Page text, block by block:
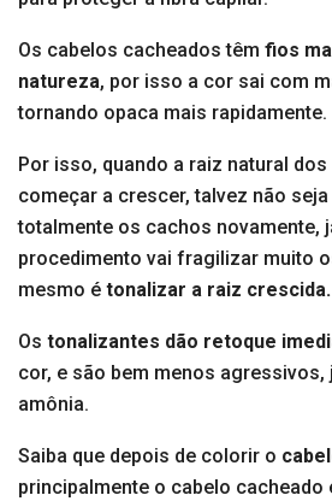
Os cabelos cacheados têm fios
natureza, por isso a cor sai com
tornando opaca mais rapidamente.
Por isso, quando a raiz natural
começar a crescer, talvez não
totalmente os cachos novamente,
procedimento vai fragilizar muito
mesmo é tonalizar a raiz crescida.
Os tonalizantes dão retoque
cor, e são bem menos agressivos,
amônia.
Saiba que depois de colorir o
principalmente o cabelo cacheado